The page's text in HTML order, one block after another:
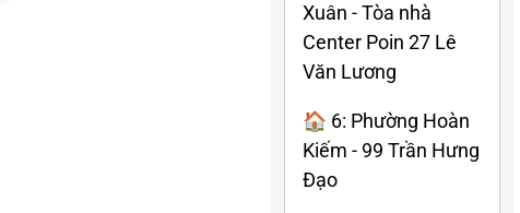
Xuân - Tòa nhà
Center Poin 27 Lê
Văn Lương
🏠 6: Phường Hoàn
Kiếm - 99 Trần Hưng
Đạo